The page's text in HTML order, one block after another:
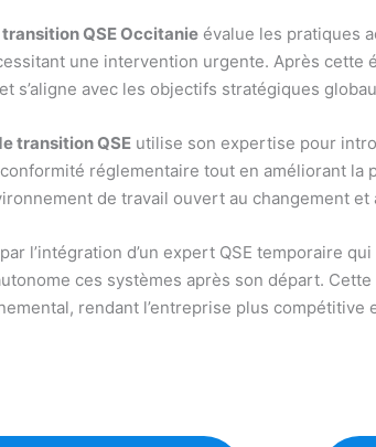
QSE Occitanie évalue les pratiques
une intervention urgente. Après cette
s’aligne avec les objectifs stratégiques
transition QSE utilise son expertise pour
réglementaire tout en améliorant la
de travail ouvert au changement et
l’intégration d’un expert QSE temporaire
ces systèmes après son départ.
rendant l’entreprise plus compétitive